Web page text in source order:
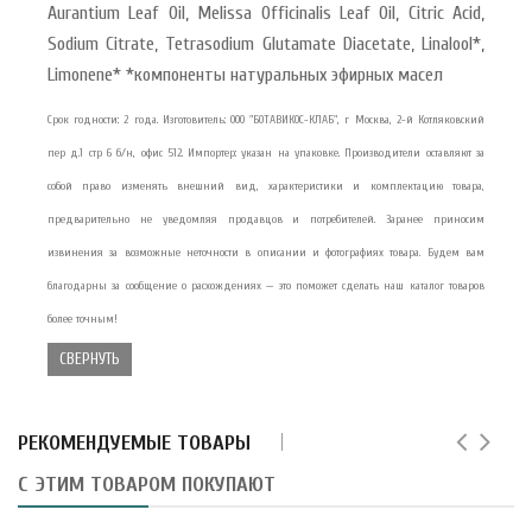
Aurantium Leaf Oil, Melissa Officinalis Leaf Oil, Citric Acid,
Sodium Citrate, Tetrasodium Glutamate Diacetate, Linalool*,
Limonene* *компоненты натуральных эфирных масел
Срок годности: 2 года. Изготовитель: ООО "БОТАВИКОС-КЛАБ", г Москва, 2-й Котляковский
пер д.1 стр 6 б/н, офис 512. Импортер: указан на упаковке. Производители оставляют за
собой право изменять внешний вид, характеристики и комплектацию товара,
предварительно не уведомляя продавцов и потребителей. Заранее приносим
извинения за возможные неточности в описании и фотографиях товара. Будем вам
благодарны за сообщение о расхождениях — это поможет сделать наш каталог товаров
более точным!
СВЕРНУТЬ
РЕКОМЕНДУЕМЫЕ ТОВАРЫ
С ЭТИМ ТОВАРОМ ПОКУПАЮТ